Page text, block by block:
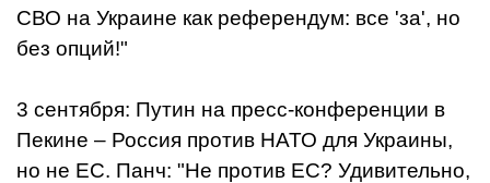
СВО на Украине как референдум: все 'за', но
без опций!"
3 сентября: Путин на пресс-конференции в
Пекине – Россия против НАТО для Украины,
но не ЕС. Панч: "Не против ЕС? Удивительно,